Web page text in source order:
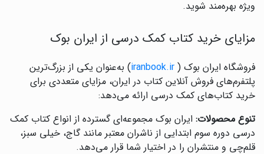
ویژه بهره‌مند شوید.
مزایای خرید کتاب کمک درسی از ایران بوک
فروشگاه ایران بوک ( iranbook.ir) به‌عنوان یکی از بزرگ‌ترین
پلتفرم‌های فروش آنلاین کتاب در ایران، مزایای متعددی برای
خرید کتاب‌های کمک درسی ارائه می‌دهد:
تنوع محصولات: ایران بوک مجموعه‌ای گسترده از انواع کتاب کمک
درسی دوره سوم ابتدایی از ناشران معتبر مانند گاج، خیلی سبز،
قلم‌چی و منتشران را در اختیار شما قرار می‌دهد.